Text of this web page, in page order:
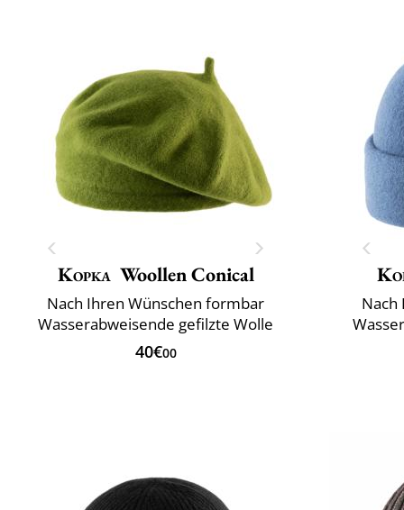
Kopka Woollen Conical
Nach Ihren Wünschen formbar
Wasserabweisende gefilzte Wolle
40€00
Nach